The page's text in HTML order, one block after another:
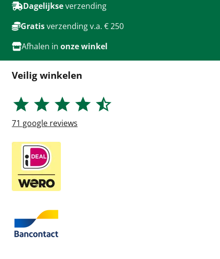
Dagelijkseverzending
Gratisverzending v.a. € 250
Afhalen in onze winkel
Veilig winkelen
71 google reviews